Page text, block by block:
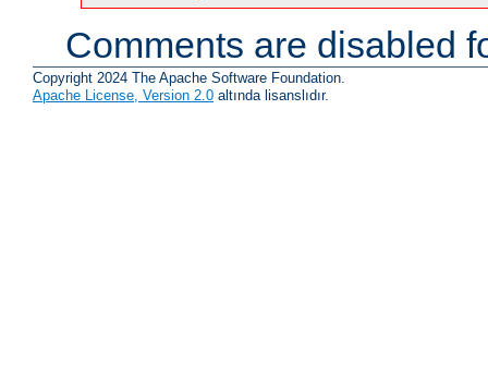
Comments are disabled
Copyright 2024 The Apache Software Foundation.
Apache License, Version 2.0 altında lisanslıdır.